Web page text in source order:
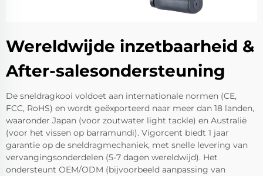
Wereldwijde inzetbaarheid &
After-salesondersteuning
De sneldragkooi voldoet aan internationale normen (CE,
FCC, RoHS) en wordt geëxporteerd naar meer dan 18 landen,
waaronder Japan (voor zoutwater light tackle) en Australië
(voor het vissen op barramundi). Vigorcent biedt 1 jaar
garantie op de sneldragmechaniek, met snelle levering van
vervangingsonderdelen (5-7 dagen wereldwijd). Het
ondersteunt OEM/ODM (bijvoorbeeld aanpassing van